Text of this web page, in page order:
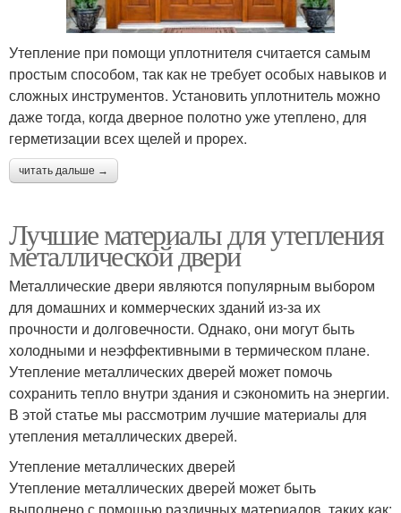
Утепление при помощи уплотнителя считается самым
простым способом, так как не требует особых навыков и
сложных инструментов. Установить уплотнитель можно
даже тогда, когда дверное полотно уже утеплено, для
герметизации всех щелей и прорех.
читать дальше →
Лучшие материалы для утепления
металлической двери
Металлические двери являются популярным выбором
для домашних и коммерческих зданий из-за их
прочности и долговечности. Однако, они могут быть
холодными и неэффективными в термическом плане.
Утепление металлических дверей может помочь
сохранить тепло внутри здания и сэкономить на энергии.
В этой статье мы рассмотрим лучшие материалы для
утепления металлических дверей.
Утепление металлических дверей
Утепление металлических дверей может быть